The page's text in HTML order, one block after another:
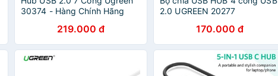
30374 - Hàng Chính Hãng
219.000 đ
2.0 UGREEN 20277
170.000 đ